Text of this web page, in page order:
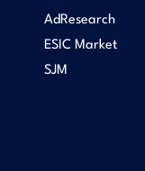
AdResearch
ESIC Market
SJM